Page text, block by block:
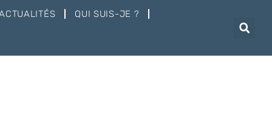
QUI SUIS-JE ?